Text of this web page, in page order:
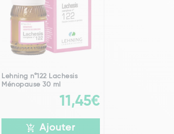
Lehning n°122 Lachesis
Ménopause 30 ml
11,45€
Ajouter